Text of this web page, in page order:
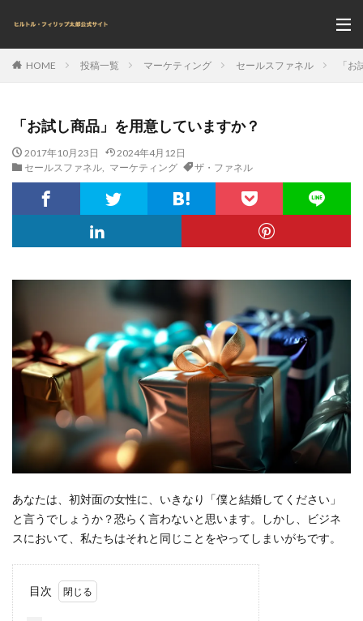
HOME 投稿一覧 マーケティング セールスファネル 「
「お試し商品」を用意していますか？
2017年10月23日
2024年4月12日
セールスファネル, マーケティング ザ・ファネル
あなたは、初対面の女性に、いきなり「僕と結婚してください」
と言うでしょうか？恐らく言わないと思います。しかし、ビジネ
スにおいて、私たちはそれと同じことをやってしまいがちです。
目次